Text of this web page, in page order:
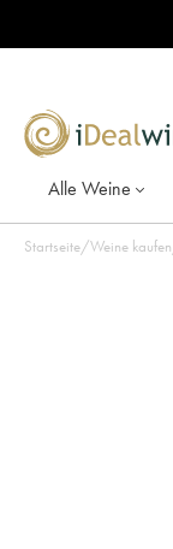
Alle Weine
Startseite/Weine kaufen